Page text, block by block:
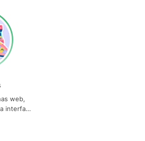
web,
interfaz